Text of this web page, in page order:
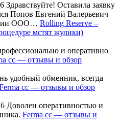
Здравствуйте! Оставила заявку
Попов Евгений Валерьевич
ООО… Rolling Reserve –
мстят жулики)
и оперативно
cc — отзывы и обзор
удобный обменник, всегда
cc — отзывы и обзор
Доволен оперативностью и
Ferma cc — отзывы и